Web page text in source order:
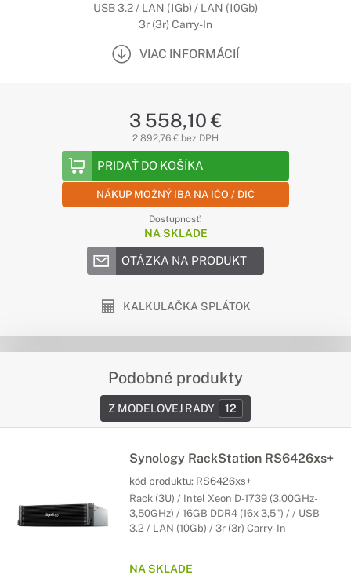
USB 3.2 / LAN (1Gb) / LAN (10Gb)
3r (3r) Carry-In
VIAC INFORMÁCIÍ
3 558,10 €
2 892,76 € bez DPH
PRIDAŤ DO KOŠÍKA
NÁKUP MOŽNÝ IBA NA IČO / DIČ
Dostupnosť:
NA SKLADE
OTÁZKA NA PRODUKT
KALKULAČKA SPLÁTOK
Podobné produkty
Z MODELOVEJ RADY 12
Synology RackStation RS6426xs+
kód produktu: RS6426xs+
Rack (3U) / Intel Xeon D-1739 (3,00GHz-
3,50GHz) / 16GB DDR4 (16x 3,5") / / USB
3.2 / LAN (10Gb) / 3r (3r) Carry-In
NA SKLADE